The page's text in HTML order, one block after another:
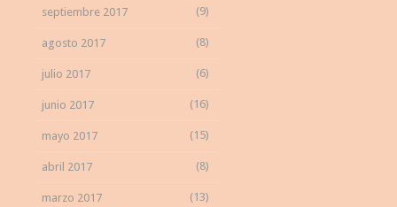
septiembre 2017 (9)
agosto 2017 (8)
julio 2017 (6)
junio 2017 (16)
mayo 2017 (15)
abril 2017 (8)
marzo 2017 (13)